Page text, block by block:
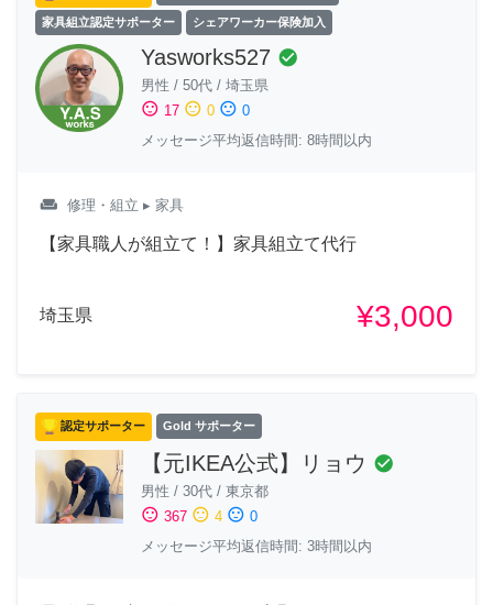
家具組立認定サポーター シェアワーカー保険加入
Yasworks527 check_circle
男性 / 50代 / 埼玉県
sentiment_satisfied 17 sentiment_neutral 0 sentiment_dissatisfied 0
メッセージ平均返信時間: 8時間以内
weekend 修理・組立 ▸ 家具
【家具職人が組立て！】家具組立て代行
埼玉県 ¥3,000
認定サポーター Gold サポーター
【元IKEA公式】リョウ check_circle
男性 / 30代 / 東京都
sentiment_satisfied 367 sentiment_neutral 4 sentiment_dissatisfied 0
メッセージ平均返信時間: 3時間以内